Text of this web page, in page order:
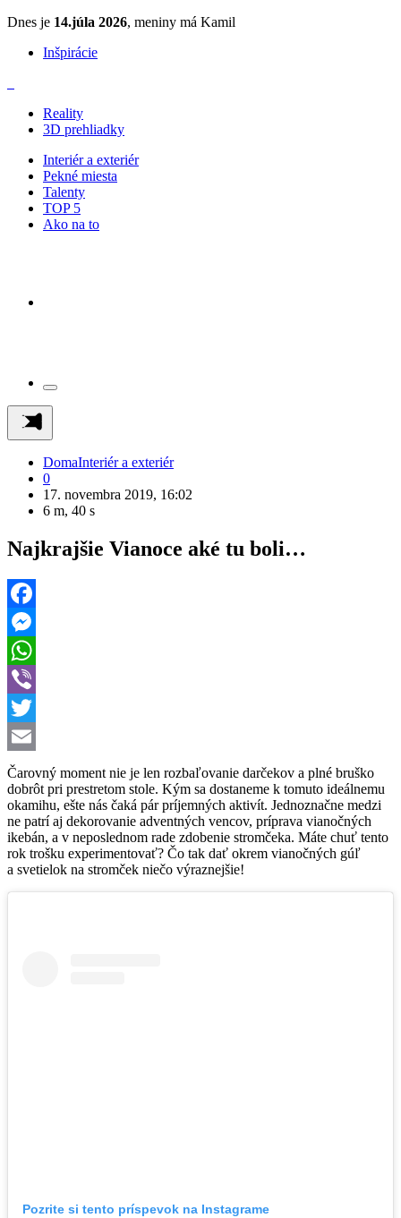
Dnes je 14.júla 2026, meniny má Kamil
Inšpirácie
Reality
3D prehliadky
Interiér a exteriér
Pekné miesta
Talenty
TOP 5
Ako na to
DomaInteriér a exteriér
0
17. novembra 2019, 16:02
6 m, 40 s
Najkrajšie Vianoce aké tu boli…
Facebook
Messenger
WhatsApp
Viber
Twitter
Email
Čarovný moment nie je len rozbaľovanie darčekov a plné bruško
dobrôt pri prestretom stole. Kým sa dostaneme k tomuto ideálnemu
okamihu, ešte nás čaká pár príjemných aktivít. Jednoznačne medzi
ne patrí aj dekorovanie adventných vencov, príprava vianočných
ikebán, a v neposlednom rade zdobenie stromčeka. Máte chuť tento
rok trošku experimentovať? Čo tak dať okrem vianočných gúľ
a svetielok na stromček niečo výraznejšie!
Pozrite si tento príspevok na Instagrame